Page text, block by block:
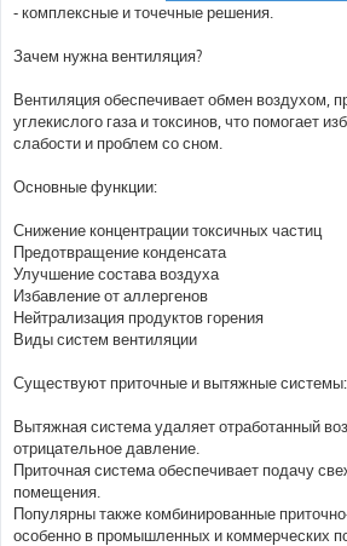
- комплексные и точечные решения.
Зачем нужна вентиляция?
Вентиляция обеспечивает обмен воздухом,
углекислого газа и токсинов, что помогает
слабости и проблем со сном.
Основные функции:
Снижение концентрации токсичных частиц
Предотвращение конденсата
Улучшение состава воздуха
Избавление от аллергенов
Нейтрализация продуктов горения
Виды систем вентиляции
Существуют приточные и вытяжные системы:
Вытяжная система удаляет отработанный
отрицательное давление.
Приточная система обеспечивает подачу
помещения.
Популярны также комбинированные
особенно в промышленных и коммерческих